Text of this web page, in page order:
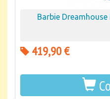
Barbie
419,90 €